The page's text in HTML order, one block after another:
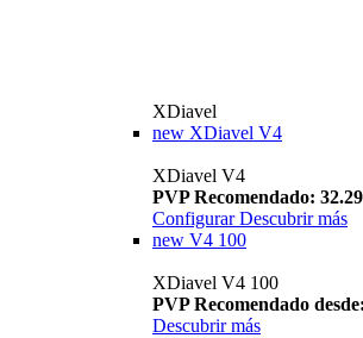
XDiavel
new XDiavel V4
XDiavel V4
PVP Recomendado:
Configurar Descubrir más
new V4 100
XDiavel V4 100
PVP Recomendado
Descubrir más